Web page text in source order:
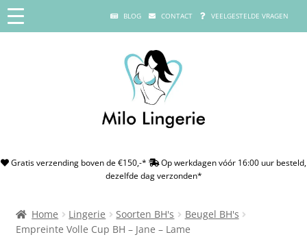
BLOG CONTACT VEELGESTELDE VRAGEN
Gratis verzending boven de €150,-*
Op werkdagen vóór 16:00 uur besteld,
dezelfde dag verzonden*
Home Lingerie Soorten BH's
Beugel BH's
Empreinte Volle Cup BH – Jane – Lame